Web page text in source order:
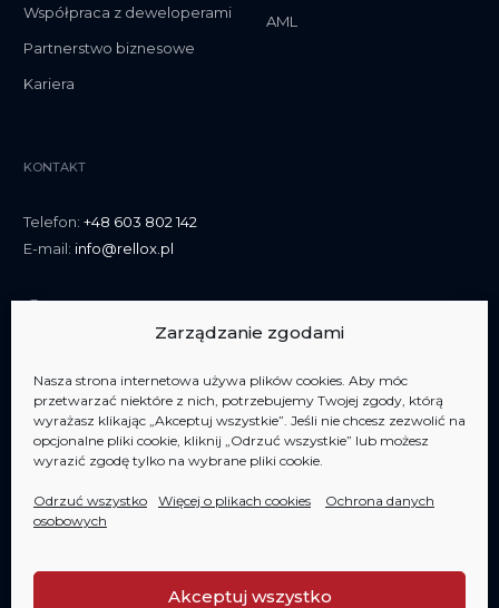
Zarządzanie zgodami
Nasza strona internetowa używa plików cookies. Aby móc
przetwarzać niektóre z nich, potrzebujemy Twojej zgody, którą
wyrażasz klikając „Akceptuj wszystkie”. Jeśli nie chcesz zezwolić na
opcjonalne pliki cookie, kliknij „Odrzuć wszystkie” lub możesz
wyrazić zgodę tylko na wybrane pliki cookie.
Odrzuć wszystko Więcej o plikach cookies
Ochrona danych
osobowych
Akceptuj wszystko
Współpraca z deweloperami
Partnerstwo biznesowe
Kariera
AML
KONTAKT
Telefon: +48 603 802 142
E-mail: info@rellox.pl
Jesteśmy członkiemAIPP Jesteśmy członkiemAIPP